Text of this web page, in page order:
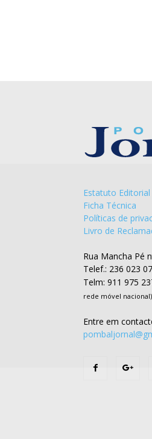
Estatuto Editorial
Ficha Técnica
Políticas de
Livro de
Rua Mancha Pé
Telef.: 236 023
Telm: 911 975
rede móvel nacional)
Entre em